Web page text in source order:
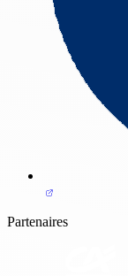
Partenaires